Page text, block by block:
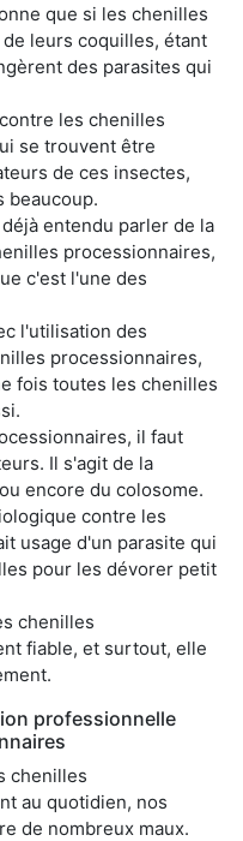
que si les chenilles
leurs coquilles, étant
des parasites qui
les chenilles
se trouvent être
de ces insectes,
beaucoup.
entendu parler de la
processionnaires,
c'est l'une des
l'utilisation des
processionnaires,
fois toutes les chenilles
il faut
Il s'agit de la
encore du colosome.
contre les
usage d'un parasite qui
pour les dévorer petit
chenilles
fiable, et surtout, elle
professionnelle
chenilles
au quotidien, nos
de nombreux maux.